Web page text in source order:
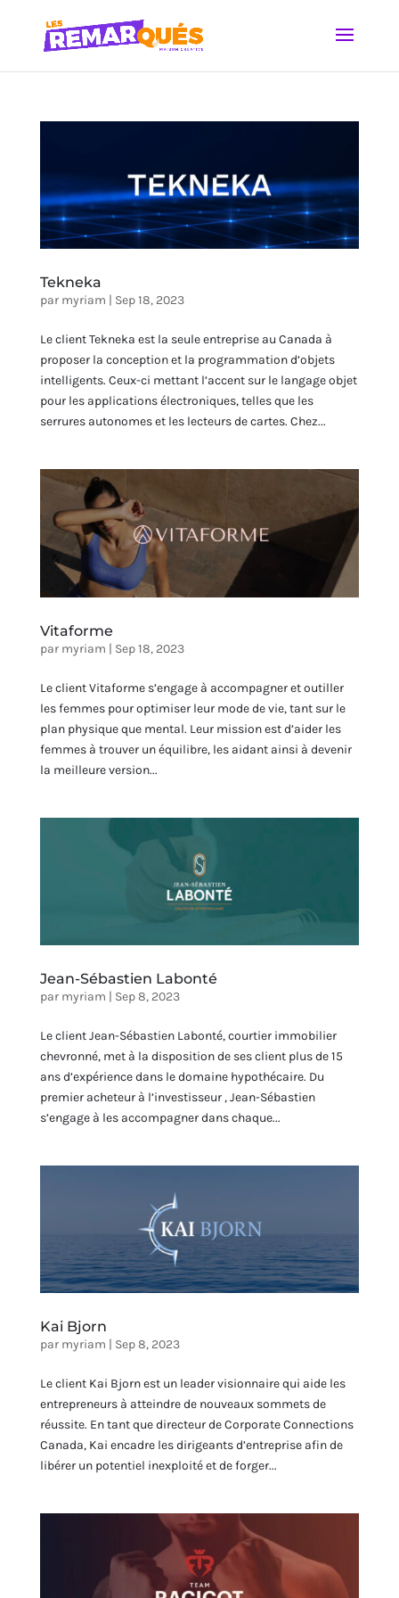
Tekneka
par myriam | Sep 18, 2023
Le client Tekneka est la seule entreprise au Canada à
proposer la conception et la programmation d’objets
intelligents. Ceux-ci mettant l’accent sur le langage objet
pour les applications électroniques, telles que les
serrures autonomes et les lecteurs de cartes. Chez...
Vitaforme
par myriam | Sep 18, 2023
Le client Vitaforme s’engage à accompagner et outiller
les femmes pour optimiser leur mode de vie, tant sur le
plan physique que mental. Leur mission est d’aider les
femmes à trouver un équilibre, les aidant ainsi à devenir
la meilleure version...
Jean-Sébastien Labonté
par myriam | Sep 8, 2023
Le client Jean-Sébastien Labonté, courtier immobilier
chevronné, met à la disposition de ses client plus de 15
ans d’expérience dans le domaine hypothécaire. Du
premier acheteur à l’investisseur , Jean-Sébastien
s’engage à les accompagner dans chaque...
Kai Bjorn
par myriam | Sep 8, 2023
Le client Kai Bjorn est un leader visionnaire qui aide les
entrepreneurs à atteindre de nouveaux sommets de
réussite. En tant que directeur de Corporate Connections
Canada, Kai encadre les dirigeants d’entreprise afin de
libérer un potentiel inexploité et de forger...